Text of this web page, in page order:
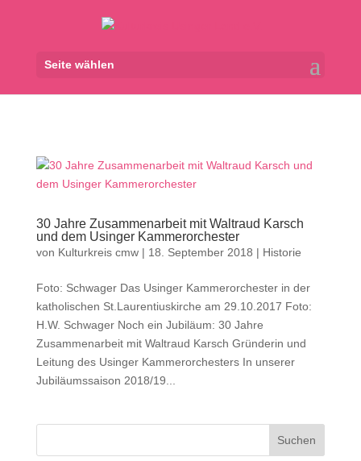
Seite wählen
30 Jahre Zusammenarbeit mit Waltraud Karsch
und dem Usinger Kammerorchester
von Kulturkreis cmw| 18. September 2018 | Historie
Foto: Schwager Das Usinger Kammerorchester in der
katholischen St.Laurentiuskirche am 29.10.2017 Foto:
H.W. Schwager Noch ein Jubiläum: 30 Jahre
Zusammenarbeit mit Waltraud Karsch Gründerin und
Leitung des Usinger Kammerorchesters In unserer
Jubiläumssaison 2018/19...